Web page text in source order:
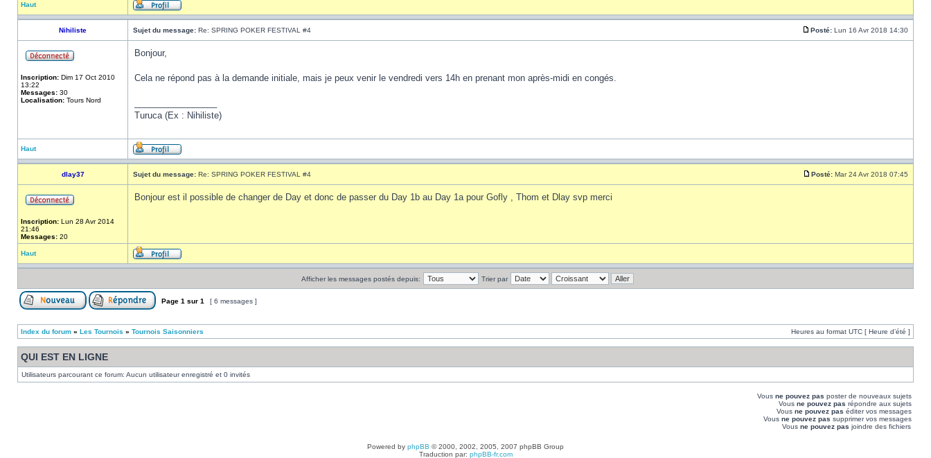
Haut
Nihiliste Sujet du message: Re: SPRING POKER FESTIVAL #4 Posté: Lun 16 Avr 2018 14:30
Inscription: Dim 17 Oct 2010
13:22
Messages: 30
Localisation: Tours Nord
Bonjour,
Cela ne répond pas à la demande initiale, mais je peux venir le vendredi vers 14h en prenant mon après-midi en congés.
Turuca (Ex : Nihiliste)
Haut
dlay37 Sujet du message: Re: SPRING POKER FESTIVAL #4 Posté: Mar 24 Avr 2018 07:45
Inscription: Lun 28 Avr 2014
21:46
Messages: 20
Bonjour est il possible de changer de Day et donc de passer du Day 1b au Day 1a pour Gofly , Thom et Dlay svp merci
Haut
Afficher les messages postés depuis: Trier par
Page 1 sur 1 [ 6 messages ]
Index du forum » Les Tournois » Tournois Saisonniers Heures au format UTC [ Heure d’été ]
QUI EST EN LIGNE
Utilisateurs parcourant ce forum: Aucun utilisateur enregistré et 0 invités
Vous ne pouvez pas poster de nouveaux sujets
Vous ne pouvez pas répondre aux sujets
Vous ne pouvez pas éditer vos messages
Vous ne pouvez pas supprimer vos messages
Vous ne pouvez pas joindre des fichiers
Powered by phpBB © 2000, 2002, 2005, 2007 phpBB Group
Traduction par: phpBB-fr.com